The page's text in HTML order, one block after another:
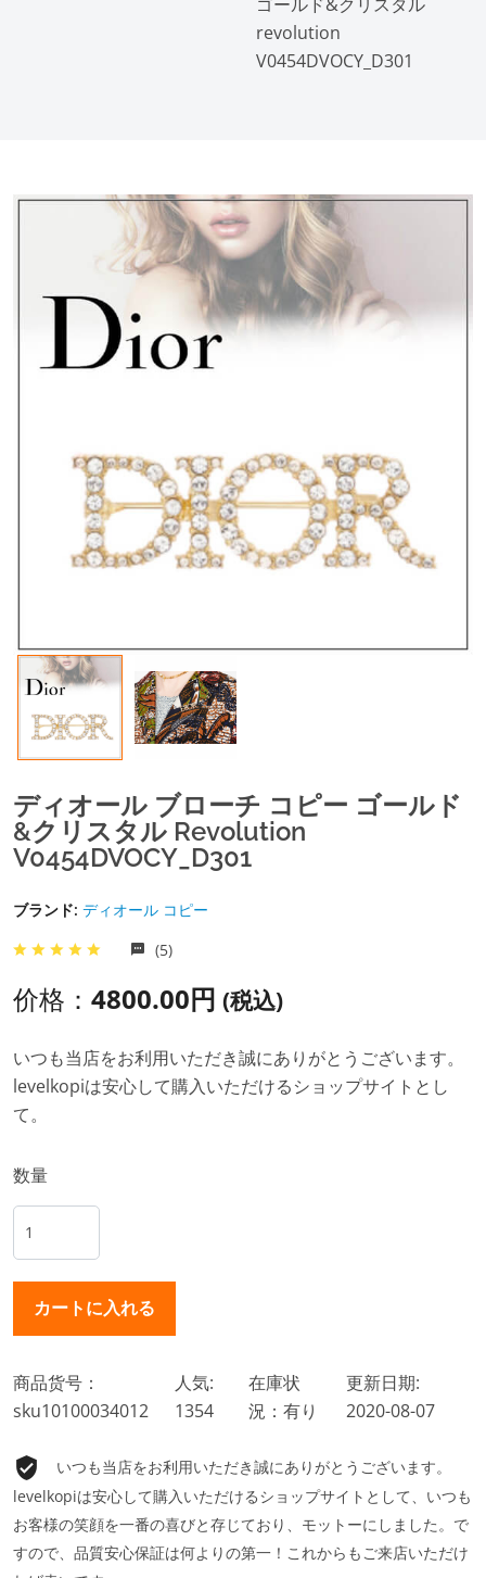
revolution
V0454DVOCY_D301
ディオール ブローチ コピー ゴールド
&クリスタル Revolution
V0454DVOCY_D301
ブランド: ディオール コピー
(5)
价格： 4800.00円 (税込)
いつも当店をお利用いただき誠にありがとうございます。
levelkopiは安心して購入いただけるショップサイトとし
て。
数量
商品货号：
sku10100034012
人気:
1354
在庫状
況：有り
更新日期:
2020-08-07
いつも当店をお利用いただき誠にありがとうございます。
levelkopiは安心して購入いただけるショップサイトとして、いつも
お客様の笑顔を一番の喜びと存じており、モットーにしました。で
すので、品質安心保証は何よりの第一！これからもご来店いただけ